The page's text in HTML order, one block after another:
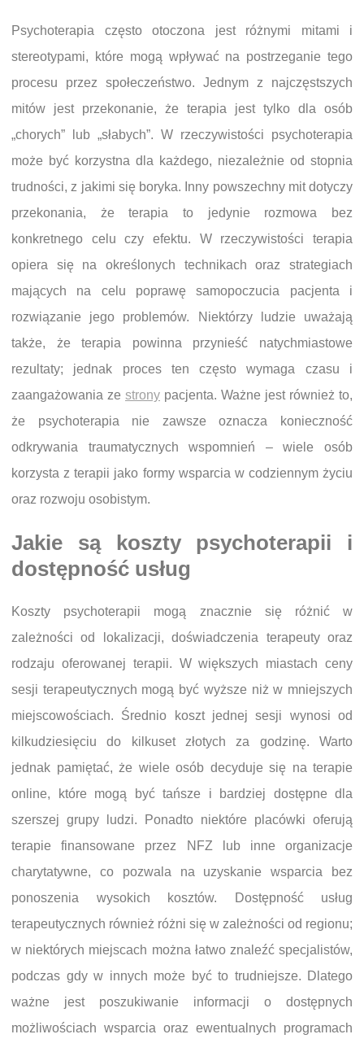
Psychoterapia często otoczona jest różnymi mitami i
stereotypami, które mogą wpływać na postrzeganie tego
procesu przez społeczeństwo. Jednym z najczęstszych
mitów jest przekonanie, że terapia jest tylko dla osób
„chorych” lub „słabych”. W rzeczywistości psychoterapia
może być korzystna dla każdego, niezależnie od stopnia
trudności, z jakimi się boryka. Inny powszechny mit dotyczy
przekonania, że terapia to jedynie rozmowa bez
konkretnego celu czy efektu. W rzeczywistości terapia
opiera się na określonych technikach oraz strategiach
mających na celu poprawę samopoczucia pacjenta i
rozwiązanie jego problemów. Niektórzy ludzie uważają
także, że terapia powinna przynieść natychmiastowe
rezultaty; jednak proces ten często wymaga czasu i
zaangażowania ze strony pacjenta. Ważne jest również to,
że psychoterapia nie zawsze oznacza konieczność
odkrywania traumatycznych wspomnień – wiele osób
korzysta z terapii jako formy wsparcia w codziennym życiu
oraz rozwoju osobistym.
Jakie są koszty psychoterapii i
dostępność usług
Koszty psychoterapii mogą znacznie się różnić w
zależności od lokalizacji, doświadczenia terapeuty oraz
rodzaju oferowanej terapii. W większych miastach ceny
sesji terapeutycznych mogą być wyższe niż w mniejszych
miejscowościach. Średnio koszt jednej sesji wynosi od
kilkudziesięciu do kilkuset złotych za godzinę. Warto
jednak pamiętać, że wiele osób decyduje się na terapie
online, które mogą być tańsze i bardziej dostępne dla
szerszej grupy ludzi. Ponadto niektóre placówki oferują
terapie finansowane przez NFZ lub inne organizacje
charytatywne, co pozwala na uzyskanie wsparcia bez
ponoszenia wysokich kosztów. Dostępność usług
terapeutycznych również różni się w zależności od regionu;
w niektórych miejscach można łatwo znaleźć specjalistów,
podczas gdy w innych może być to trudniejsze. Dlatego
ważne jest poszukiwanie informacji o dostępnych
możliwościach wsparcia oraz ewentualnych programach